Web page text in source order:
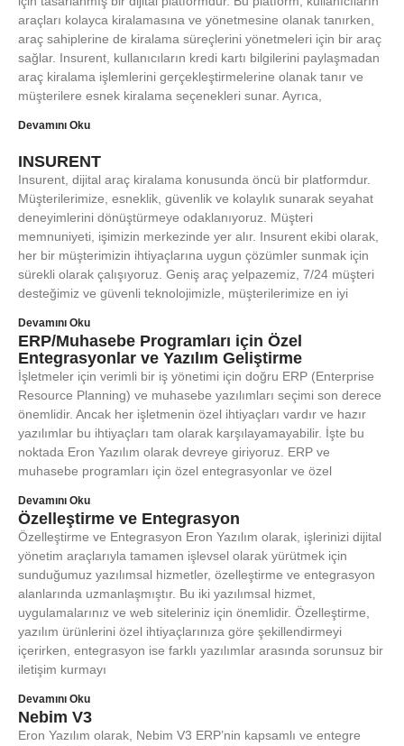
araçları kolayca kiralamasına ve yönetmesine olanak tanırken,
araç sahiplerine de kiralama süreçlerini yönetmeleri için bir araç
sağlar. Insurent, kullanıcıların kredi kartı bilgilerini paylaşmadan
araç kiralama işlemlerini gerçekleştirmelerine olanak tanır ve
müşterilere esnek kiralama seçenekleri sunar. Ayrıca,
Devamını Oku
INSURENT
Insurent, dijital araç kiralama konusunda öncü bir platformdur.
Müşterilerimize, esneklik, güvenlik ve kolaylık sunarak seyahat
deneyimlerini dönüştürmeye odaklanıyoruz. Müşteri
memnuniyeti, işimizin merkezinde yer alır. Insurent ekibi olarak,
her bir müşterimizin ihtiyaçlarına uygun çözümler sunmak için
sürekli olarak çalışıyoruz. Geniş araç yelpazemiz, 7/24 müşteri
desteğimiz ve güvenli teknolojimizle, müşterilerimize en iyi
Devamını Oku
ERP/Muhasebe Programları için Özel
Entegrasyonlar ve Yazılım Geliştirme
İşletmeler için verimli bir iş yönetimi için doğru ERP (Enterprise
Resource Planning) ve muhasebe yazılımları seçimi son derece
önemlidir. Ancak her işletmenin özel ihtiyaçları vardır ve hazır
yazılımlar bu ihtiyaçları tam olarak karşılayamayabilir. İşte bu
noktada Eron Yazılım olarak devreye giriyoruz. ERP ve
muhasebe programları için özel entegrasyonlar ve özel
Devamını Oku
Özelleştirme ve Entegrasyon
Özelleştirme ve Entegrasyon Eron Yazılım olarak, işlerinizi dijital
yönetim araçlarıyla tamamen işlevsel olarak yürütmek için
sunduğumuz yazılımsal hizmetler, özelleştirme ve entegrasyon
alanlarında uzmanlaşmıştır. Bu iki yazılımsal hizmet,
uygulamalarınız ve web siteleriniz için önemlidir. Özelleştirme,
yazılım ürünlerini özel ihtiyaçlarınıza göre şekillendirmeyi
içerirken, entegrasyon ise farklı yazılımlar arasında sorunsuz bir
iletişim kurmayı
Devamını Oku
Nebim V3
Eron Yazılım olarak, Nebim V3 ERP’nin kapsamlı ve entegre